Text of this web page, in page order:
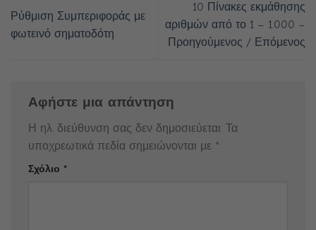
Ρύθμιση Συμπεριφοράς με
φωτεινό σηματοδότη
10 Πίνακες εκμάθησης
αριθμών από το 1 – 1.000 –
Προηγούμενος / Επόμενος
Αφήστε μια απάντηση
Η ηλ. διεύθυνση σας δεν δημοσιεύεται. Τα
υποχρεωτικά πεδία σημειώνονται με *
Σχόλιο *